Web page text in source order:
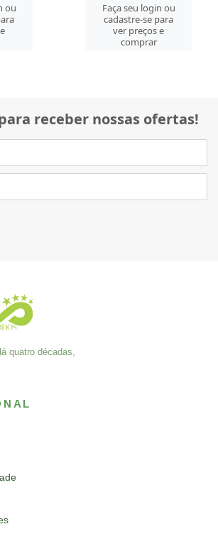
ou
Faça seu login ou
cadastre-se para
ver preços e
comprar
receber nossas ofertas!
quatro décadas,